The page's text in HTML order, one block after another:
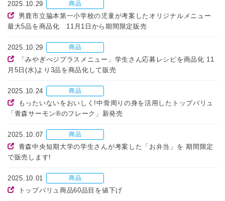
2025.10.29 商品
男鹿市立脇本第一小学校の児童が考案したオリジナルメニュー
最大5品を商品化 11月1日から期間限定販売
2025.10.29 商品
「みやぎべジプラスメニュー」学生さん応募レシピを商品化 11
月5日(水)より3品を商品化して販売
2025.10.24 商品
もったいないをおいしく!中骨周りの身を活用したトップバリュ
「青森サーモン®のフレーク」新発売
2025.10.07 商品
青森中央短期大学の学生さんが考案した「お弁当」を 期間限定
で販売します!
2025.10.01 商品
トップバリュ商品60品目を値下げ